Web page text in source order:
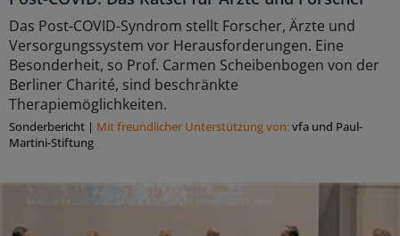
Das Post-COVID-Syndrom stellt Forscher, Ärzte und
Versorgungssystem vor Herausforderungen. Eine
Besonderheit, so Prof. Carmen Scheibenbogen von der
Berliner Charité, sind beschränkte
Therapiemöglichkeiten.
Sonderbericht | Mit freundlicher Unterstützung von:vfa und Paul-
Martini-Stiftung